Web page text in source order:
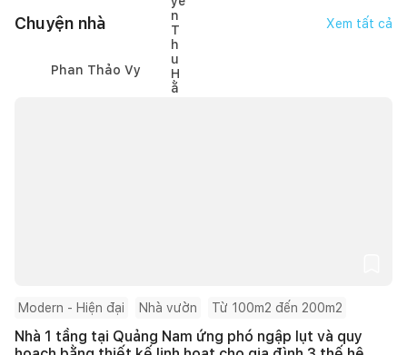
Chuyện nhà Xem tất cả
Phan Thảo Vy
Modern - Hiện đại Nhà vườn Từ 100m2 đến 200m2
Nhà 1 tầng tại Quảng Nam ứng phó ngập lụt và quy